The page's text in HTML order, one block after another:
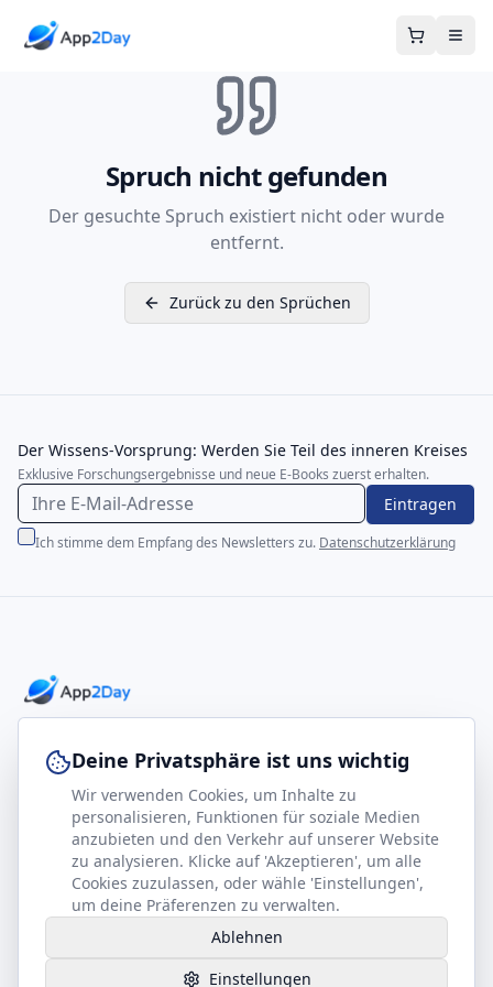
Spruch nicht gefunden
Der gesuchte Spruch existiert nicht oder wurde
entfernt.
Zurück zu den Sprüchen
Der Wissens-Vorsprung: Werden Sie Teil des inneren Kreises
Exklusive Forschungsergebnisse und neue E-Books zuerst erhalten.
Eintragen
Ich stimme dem Empfang des Newsletters zu. Datenschutzerklärung
footer.company
Kontakt
Partner werden
Gesundheits-Kompass
Rechtliches
Impressum
Datenschutz
AGB
Deine Privatsphäre ist uns wichtig
Wir verwenden Cookies, um Inhalte zu
personalisieren, Funktionen für soziale Medien
anzubieten und den Verkehr auf unserer Website
zu analysieren. Klicke auf 'Akzeptieren', um alle
Cookies zuzulassen, oder wähle 'Einstellungen',
um deine Präferenzen zu verwalten.
Ablehnen
Einstellungen
Hilfe benötigt?